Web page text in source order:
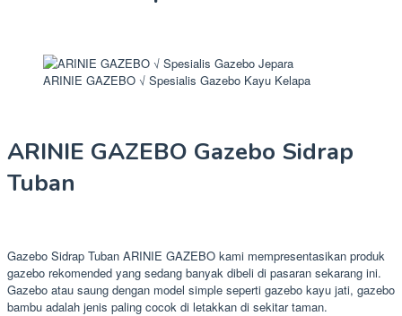
ARINIE GAZEBO √ Spesialis Gazebo Kayu Kelapa
ARINIE GAZEBO Gazebo Sidrap
Tuban
Gazebo Sidrap Tuban ARINIE GAZEBO kami mempresentasikan produk
gazebo rekomended yang sedang banyak dibeli di pasaran sekarang ini.
Gazebo atau saung dengan model simple seperti gazebo kayu jati, gazebo
bambu adalah jenis paling cocok di letakkan di sekitar taman.